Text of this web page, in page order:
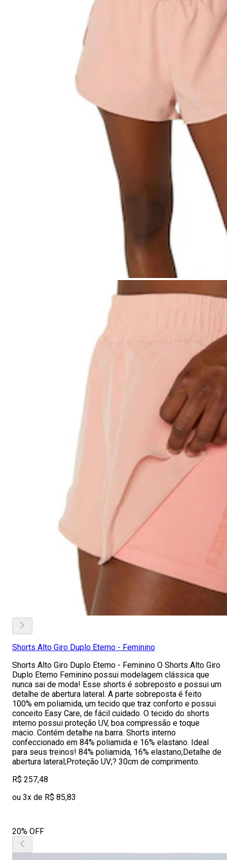
Shorts Alto Giro Duplo Eterno - Feminino
Shorts Alto Giro Duplo Eterno - Feminino O Shorts Alto Giro
Duplo Eterno Feminino possui modelagem clássica que
nunca sai de moda! Esse shorts é sobreposto e possui um
detalhe de abertura lateral. A parte sobreposta é feito
100% em poliamida, um tecido que traz conforto e possui
conceito Easy Care, de fácil cuidado. O tecido do shorts
interno possui proteção UV, boa compressão e toque
macio. Contém detalhe na barra. Shorts interno
confeccionado em 84% poliamida e 16% elastano. Ideal
para seus treinos! 84% poliamida, 16% elastano;Detalhe de
abertura lateral;Proteção UV;? 30cm de comprimento.
R$ 257,48
ou 3x de R$ 85,83
20% OFF